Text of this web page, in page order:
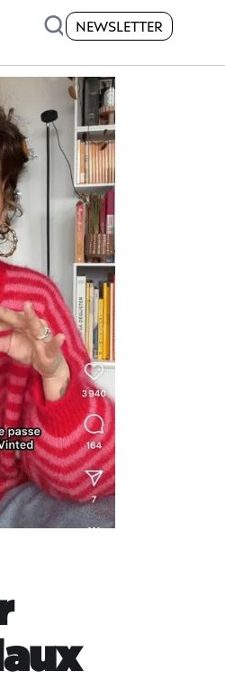
NEWSLETTER